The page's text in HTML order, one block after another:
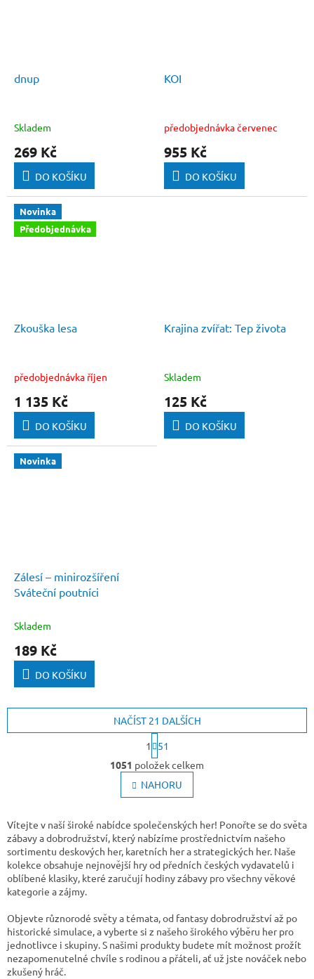
dnup
Skladem
269 Kč
DO KOŠÍKU
KOI
předobjednávka červenec
955 Kč
DO KOŠÍKU
Novinka
Předobjednávka
Zkouška lesa
předobjednávka říjen
1 135 Kč
DO KOŠÍKU
Krajina zvířat: Tep života
Skladem
125 Kč
DO KOŠÍKU
Novinka
Zálesí – minirozšíření
Sváteční poutníci
Skladem
189 Kč
DO KOŠÍKU
O
v
l
á
a
c
í
p
r
y
v
ý
p
NAČÍST 21 DALŠÍCH
S
t
r
á
n
k
v
á
n
í
1
51
1051 položek celkem
NAHORU
Vítejte v naší široké nabídce společenských her! Ponořte se do světa
zábavy a dobrodružství, který nabízíme prostřednictvím našeho
sortimentu deskových her, karetních her a strategických her. Naše
kolekce obsahuje nejnovější hry od předních českých vydavatelů i
oblíbené klasiky, které zaručují hodiny zábavy pro všechny věkové
kategorie a zájmy.
Objevte různorodé světy a témata, od fantasy dobrodružství až po
historické simulace, a vyberte si z našeho širokého výběru her pro
jednotlivce i skupiny. S našimi produkty budete mít možnost prožít
nezapomenutelné chvíle s rodinou a přáteli, ať už jste nováček nebo
zkušený hráč.